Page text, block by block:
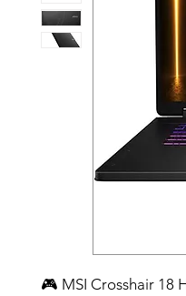
🎮 MSI Crosshair 18